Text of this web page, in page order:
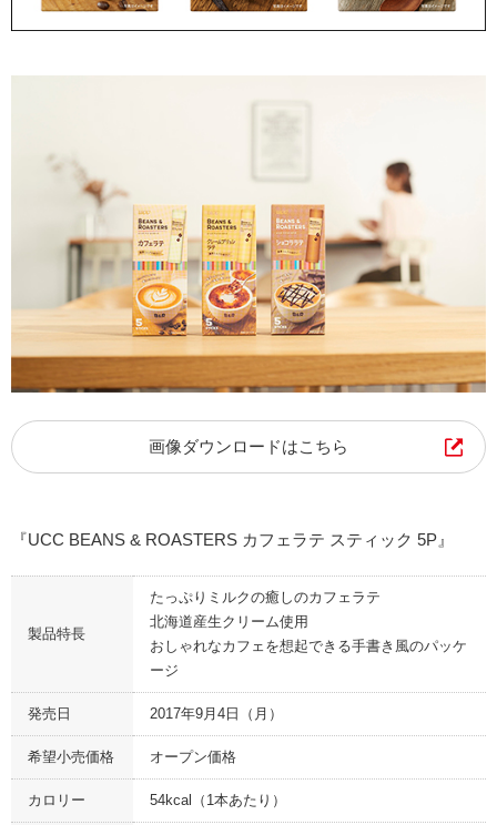
画像ダウンロードはこちら
『UCC BEANS & ROASTERS カフェラテ スティック 5P』
製品特長
たっぷりミルクの癒しのカフェラテ
北海道産生クリーム使用
おしゃれなカフェを想起できる手書き風のパッケ
ージ
発売日 2017年9月4日（月）
希望小売価格 オープン価格
カロリー 54kcal（1本あたり）